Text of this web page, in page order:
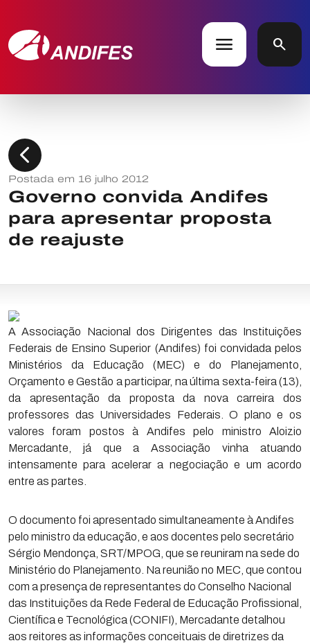
menu search
chevron_left
Postada em 16 julho 2012
Governo convida Andifes
para apresentar proposta
de reajuste
A Associação Nacional dos Dirigentes das Instituições
Federais de Ensino Superior (Andifes) foi convidada pelos
Ministérios da Educação (MEC) e do Planejamento,
Orçamento e Gestão a participar, na última sexta-feira (13),
da apresentação da proposta da nova carreira dos
professores das Universidades Federais. O plano e os
valores foram postos à Andifes pelo ministro Aloizio
Mercadante, já que a Associação vinha atuando
intensamente para acelerar a negociação e um acordo
entre as partes.
O documento foi apresentado simultaneamente à Andifes
pelo ministro da educação, e aos docentes pelo secretário
Sérgio Mendonça, SRT/MPOG, que se reuniram na sede do
Ministério do Planejamento. Na reunião no MEC, que contou
com a presença de representantes do Conselho Nacional
das Instituições da Rede Federal de Educação Profissional,
Científica e Tecnológica (CONIFI), Mercadante detalhou
aos reitores as informações conceituais de diretrizes da